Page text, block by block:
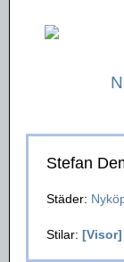
Stefan
Städer:
Stilar: [Visor]